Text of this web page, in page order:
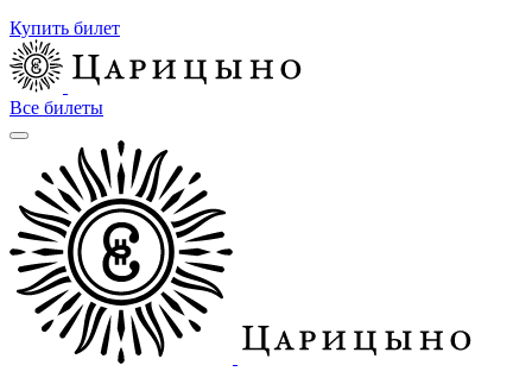
Купить билет
Все билеты